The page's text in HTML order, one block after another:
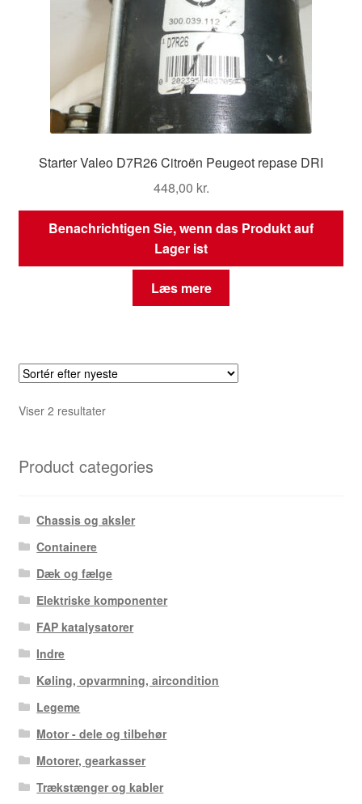
Starter Valeo D7R26 Citroën Peugeot repase DRI
448,00 kr.
Benachrichtigen Sie, wenn das Produkt auf
Lager ist
Læs mere
Viser 2 resultaterSorteret
Product categories
Chassis og aksler
Containere
Dæk og fælge
Elektriske komponenter
FAP katalysatorer
Indre
Køling, opvarmning, aircondition
Legeme
Motor - dele og tilbehør
Motorer, gearkasser
Trækstænger og kabler